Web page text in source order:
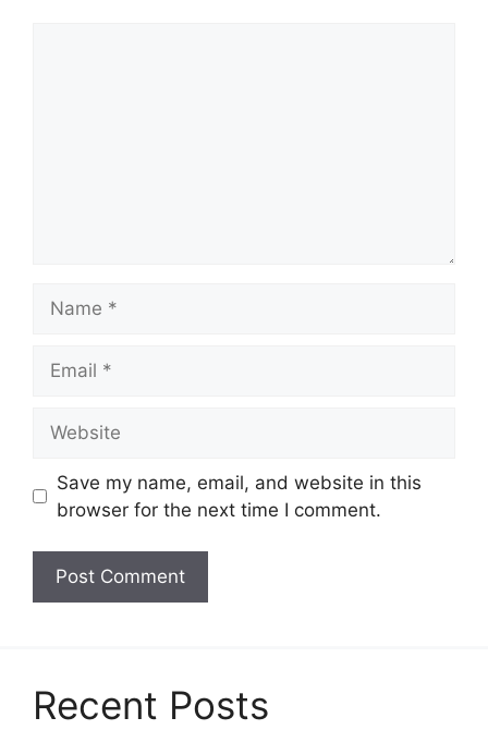
Save my name, email, and website in this
browser for the next time I comment.
Recent Posts